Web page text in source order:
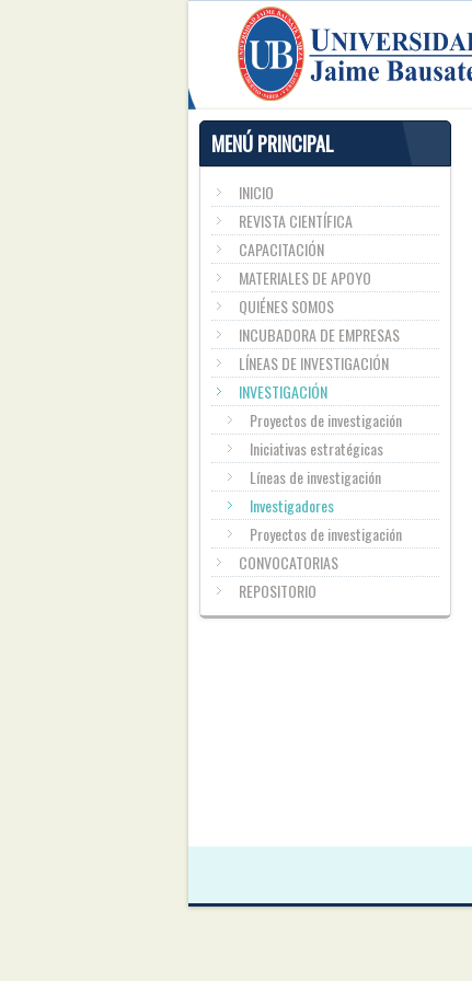
MENÚ PRINCIPAL
INICIO
REVISTA CIENTÍFICA
CAPACITACIÓN
MATERIALES DE APOYO
QUIÉNES SOMOS
INCUBADORA DE EMPRESAS
LÍNEAS DE INVESTIGACIÓN
INVESTIGACIÓN
Proyectos de investigación
Iniciativas estratégicas
Líneas de investigación
Investigadores
Proyectos de investigación
CONVOCATORIAS
REPOSITORIO